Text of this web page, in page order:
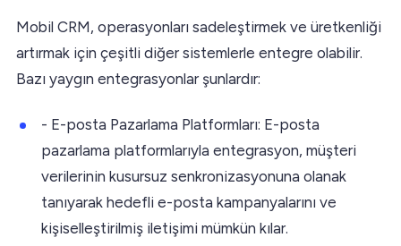
Mobil CRM, operasyonları sadeleştirmek ve üretkenliği
artırmak için çeşitli diğer sistemlerle entegre olabilir.
Bazı yaygın entegrasyonlar şunlardır:
- E-posta Pazarlama Platformları: E-posta
pazarlama platformlarıyla entegrasyon, müşteri
verilerinin kusursuz senkronizasyonuna olanak
tanıyarak hedefli e-posta kampanyalarını ve
kişiselleştirilmiş iletişimi mümkün kılar.